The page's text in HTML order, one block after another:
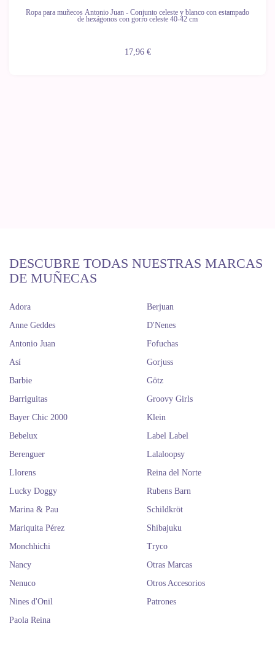
Ropa para muñecos Antonio Juan - Conjunto celeste y blanco con estampado
de hexágonos con gorro celeste 40-42 cm
17,96 €
DESCUBRE TODAS NUESTRAS MARCAS
DE MUÑECAS
Adora
Anne Geddes
Antonio Juan
Así
Barbie
Barriguitas
Bayer Chic 2000
Bebelux
Berenguer
Berjuan
D'Nenes
Fofuchas
Gorjuss
Götz
Groovy Girls
Klein
Label Label
Lalaloopsy
Llorens
Lucky Doggy
Marina & Pau
Mariquita Pérez
Monchhichi
Nancy
Nenuco
Nines d'Onil
Paola Reina
Reina del Norte
Rubens Barn
Schildkröt
Shibajuku
Tryco
Otras Marcas
Otros Accesorios
Patrones